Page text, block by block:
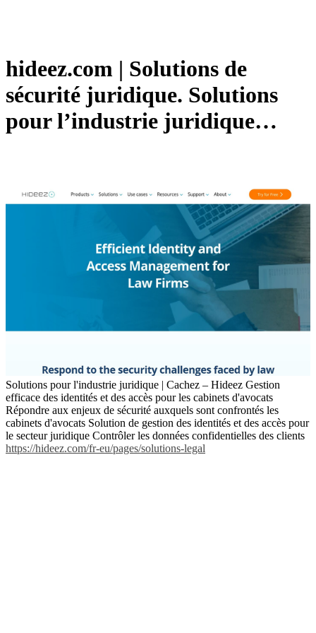
hideez.com | Solutions de
sécurité juridique. Solutions
pour l’industrie juridique…
Solutions pour l'industrie juridique | Cachez – Hideez Gestion
efficace des identités et des accès pour les cabinets d'avocats
Répondre aux enjeux de sécurité auxquels sont confrontés les
cabinets d'avocats Solution de gestion des identités et des accès pour
le secteur juridique Contrôler les données confidentielles des clients
https://hideez.com/fr-eu/pages/solutions-legal